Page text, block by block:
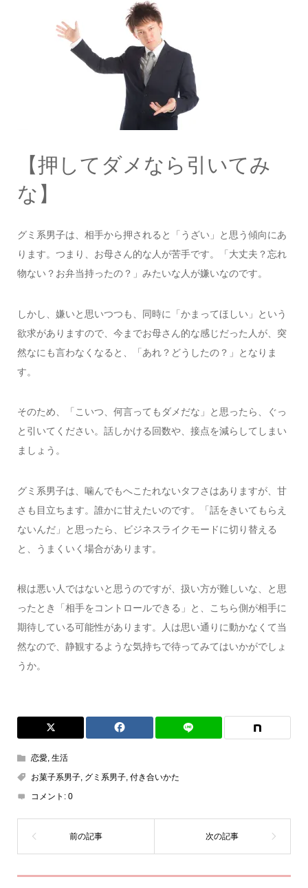
【押してダメなら引いてみ
な】
グミ系男子は、相手から押されると「うざい」と思う傾向にあ
ります。つまり、お母さん的な人が苦手です。「大丈夫？忘れ
物ない？お弁当持ったの？」みたいな人が嫌いなのです。
しかし、嫌いと思いつつも、同時に「かまってほしい」という
欲求がありますので、今までお母さん的な感じだった人が、突
然なにも言わなくなると、「あれ？どうしたの？」となりま
す。
そのため、「こいつ、何言ってもダメだな」と思ったら、ぐっ
と引いてください。話しかける回数や、接点を減らしてしまい
ましょう。
グミ系男子は、噛んでもへこたれないタフさはありますが、甘
さも目立ちます。誰かに甘えたいのです。「話をきいてもらえ
ないんだ」と思ったら、ビジネスライクモードに切り替える
と、うまくいく場合があります。
根は悪い人ではないと思うのですが、扱い方が難しいな、と思
ったとき「相手をコントロールできる」と、こちら側が相手に
期待している可能性があります。人は思い通りに動かなくて当
然なので、静観するような気持ちで待ってみてはいかがでしょ
うか。
恋愛, 生活
お菓子系男子, グミ系男子, 付き合いかた
コメント: 0